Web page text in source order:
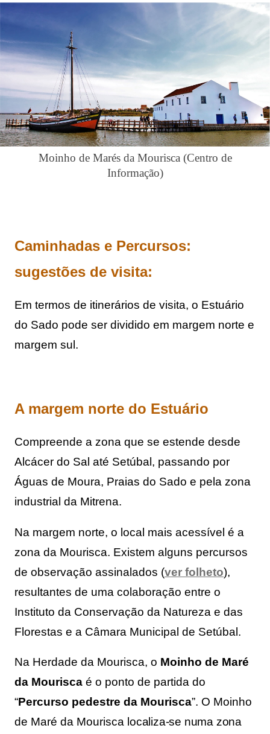
Moinho de Marés da Mourisca (Centro de
Informação)
Caminhadas e Percursos:
sugestões de visita:
Em termos de itinerários de visita, o Estuário
do Sado pode ser dividido em margem norte e
margem sul.
A margem norte do Estuário
Compreende a zona que se estende desde
Alcácer do Sal até Setúbal, passando por
Águas de Moura, Praias do Sado e pela zona
industrial da Mitrena.
Na margem norte, o local mais acessível é a
zona da Mourisca. Existem alguns percursos
de observação assinalados (ver folheto),
resultantes de uma colaboração entre o
Instituto da Conservação da Natureza e das
Florestas e a Câmara Municipal de Setúbal.
Na Herdade da Mourisca, o Moinho de Maré
da Mourisca é o ponto de partida do
“Percurso pedestre da Mourisca”. O Moinho
de Maré da Mourisca localiza-se numa zona